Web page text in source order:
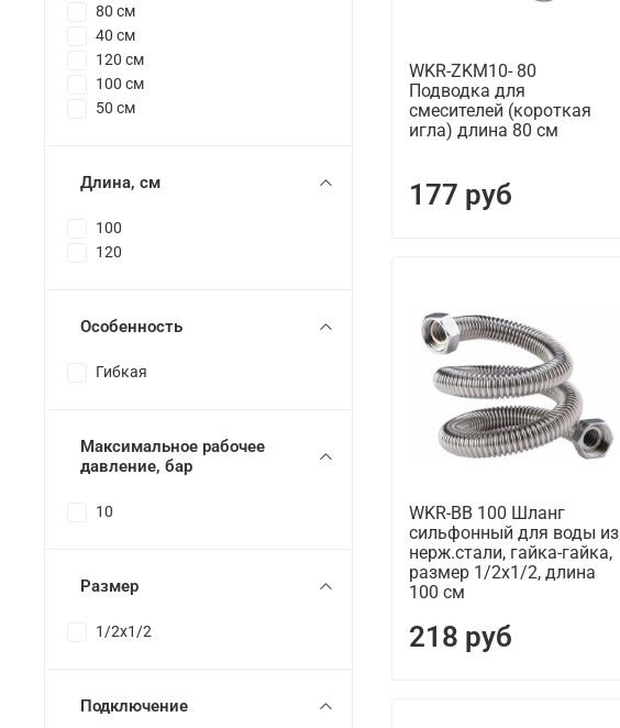
WKR-ZKM10- 80
Подводка для
смесителей (короткая
игла) длина 80 см
177 руб
WKR-BB 100 Шланг
сильфонный для воды из
нерж.стали, гайка-гайка,
размер 1/2х1/2, длина
100 см
218 руб
80 см
40 см
120 см
100 см
50 см
Длина, см
100
120
Особенность
Гибкая
Максимальное рабочее
давление, бар
10
Размер
1/2х1/2
Подключение